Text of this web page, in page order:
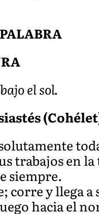
el sol.
trabajos en
siempre.
corre y llega
hacia el